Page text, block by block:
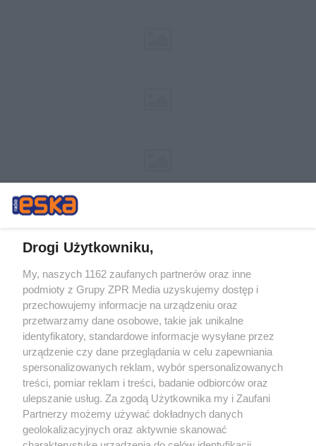
Żaden utwór zamieszczony w serwisie nie może być powielany i
rozpowszechniany lub dalej rozpowszechniany w jakikolwiek sposób (w
tym także elektroniczny lub mechaniczny) na jakimkolwiek polu
eksploatacji w jakiejkolwiek formie, włącznie z umieszczaniem w
Internecie bez pisemnej zgody właściciela praw. Jakiekolwiek użycie lub
wykorzystanie utworów w całości lub w części z naruszeniem prawa,
tzn. bez właściwej zgody, jest zabronione pod groźbą kary i może być
ścigane prawnie.
Drogi Użytkowniku,
My, naszych 1162 zaufanych partnerów oraz inne
podmioty z Grupy ZPR Media uzyskujemy dostęp i
przechowujemy informacje na urządzeniu oraz
przetwarzamy dane osobowe, takie jak unikalne
identyfikatory, standardowe informacje wysyłane przez
urządzenie czy dane przeglądania w celu zapewniania
spersonalizowanych reklam, wybór spersonalizowanych
treści, pomiar reklam i treści, badanie odbiorców oraz
ulepszanie usług. Za zgodą Użytkownika my i Zaufani
Partnerzy możemy używać dokładnych danych
geolokalizacyjnych oraz aktywnie skanować